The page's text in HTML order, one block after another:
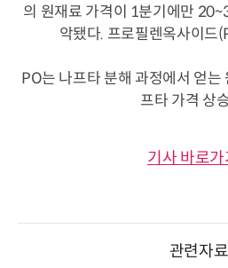
의 원재료 가격이 1분기에만
악됐다. 프로필렌옥사이드
PO는 나프타 분해 과정에서 얻는
프타 가격 상
기사 바로가
관련자료